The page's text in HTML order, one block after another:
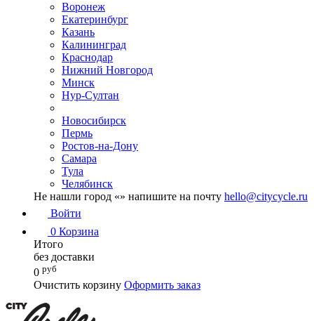
Воронеж
Екатеринбург
Казань
Калининград
Краснодар
Нижний Новгород
Минск
Нур-Султан
Новосибирск
Пермь
Ростов-на-Дону
Самара
Тула
Челябинск
Не нашли город «» напишите на почту hello@citycycle.ru
Войти
0 Корзина
Итого
без доставки
0 руб
Очистить корзину Оформить заказ